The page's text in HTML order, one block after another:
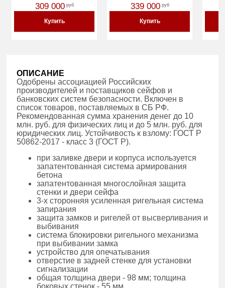
309 000 руб
Купить
339 000 руб
Купить
ОПИСАНИЕ
Одобрены ассоциацией Российских
производителей и поставщиков сейфов и
банковских систем безопасности. Включен в
список товаров, поставляемых в СБ РФ.
Рекомендованная сумма хранения денег до 10
млн. руб. для физических лиц и до 5 млн. руб. для
юридических лиц. Устойчивость к взлому: ГОСТ Р
50862-2017 - класс 3 (ГОСТ Р).
при заливке двери и корпуса используется
запатентованная система армирования
бетона
запатентованная многослойная защита
стенки и двери сейфа
3-х сторонняя усиленная ригельная система
запирания
защита замков и ригелей от высверливания и
выбивания
система блокировки ригельного механизма
при выбивании замка
устройство для опечатывания
отверстие в задней стенке для установки
сигнализации
общая толщина двери - 98 мм; толщина